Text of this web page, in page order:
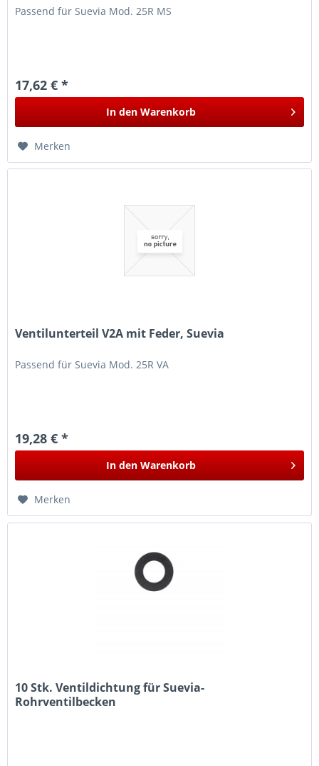
Passend für Suevia Mod. 25R MS
17,62 € *
In den Warenkorb
Merken
Ventilunterteil V2A mit Feder, Suevia
Passend für Suevia Mod. 25R VA
19,28 € *
In den Warenkorb
Merken
10 Stk. Ventildichtung für Suevia-
Rohrventilbecken